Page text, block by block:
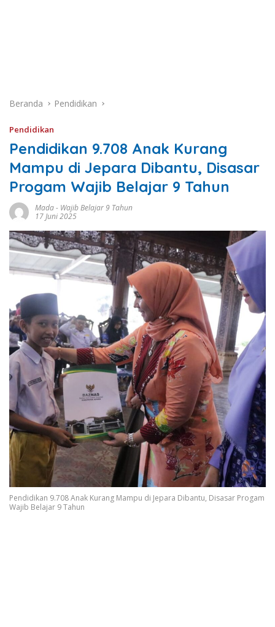
Beranda Pendidikan
Pendidikan
Pendidikan 9.708 Anak Kurang
Mampu di Jepara Dibantu, Disasar
Progam Wajib Belajar 9 Tahun
Mada- Wajib Belajar 9 Tahun
17 Juni 2025
Pendidikan 9.708 Anak Kurang Mampu di Jepara Dibantu, Disasar Progam
Wajib Belajar 9 Tahun